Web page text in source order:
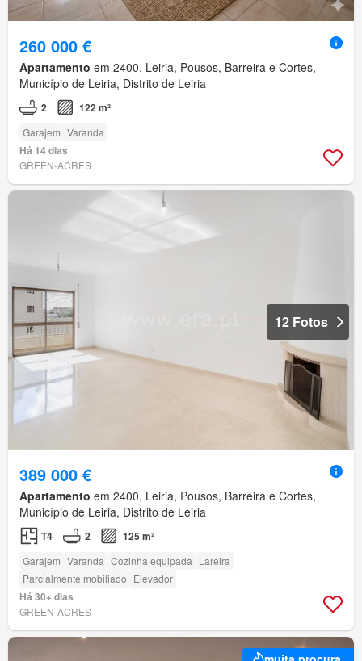
260 000 €
Apartamento em 2400, Leiria, Pousos, Barreira e Cortes,
Município de Leiria, Distrito de Leiria
2 122 m²
Garajem Varanda
Há 14 dias
GREEN-ACRES
12 Fotos
389 000 €
Apartamento em 2400, Leiria, Pousos, Barreira e Cortes,
Município de Leiria, Distrito de Leiria
T4 2 125 m²
Garajem Varanda Cozinha equipada Lareira
Parcialmente mobiliado Elevador
Há 30+ dias
GREEN-ACRES